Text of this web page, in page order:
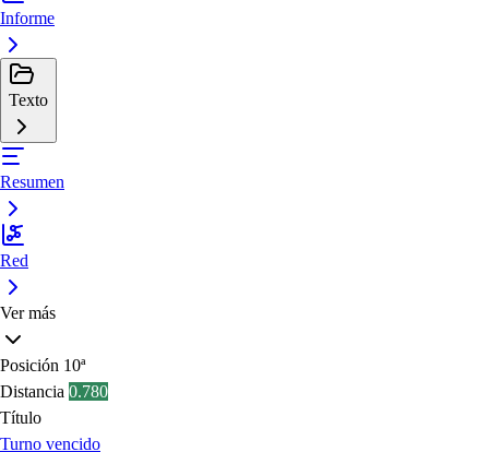
Informe
Texto
Resumen
Red
Ver más
Posición 10ª
Distancia 0.780
Título
Turno vencido